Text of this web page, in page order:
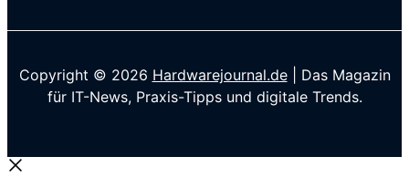
Copyright © 2026 Hardwarejournal.de| Das Magazin
für IT-News, Praxis-Tipps und digitale Trends.